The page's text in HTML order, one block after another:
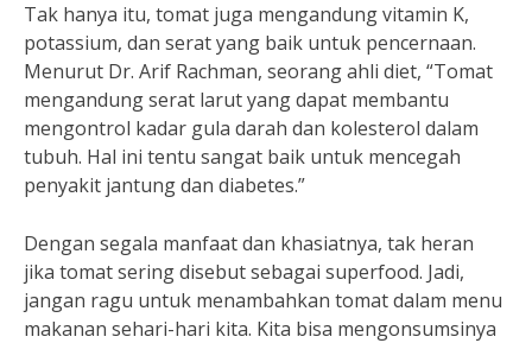
Tak hanya itu, tomat juga mengandung vitamin K,
potassium, dan serat yang baik untuk pencernaan.
Menurut Dr. Arif Rachman, seorang ahli diet, “Tomat
mengandung serat larut yang dapat membantu
mengontrol kadar gula darah dan kolesterol dalam
tubuh. Hal ini tentu sangat baik untuk mencegah
penyakit jantung dan diabetes.”
Dengan segala manfaat dan khasiatnya, tak heran
jika tomat sering disebut sebagai superfood. Jadi,
jangan ragu untuk menambahkan tomat dalam menu
makanan sehari-hari kita. Kita bisa mengonsumsinya